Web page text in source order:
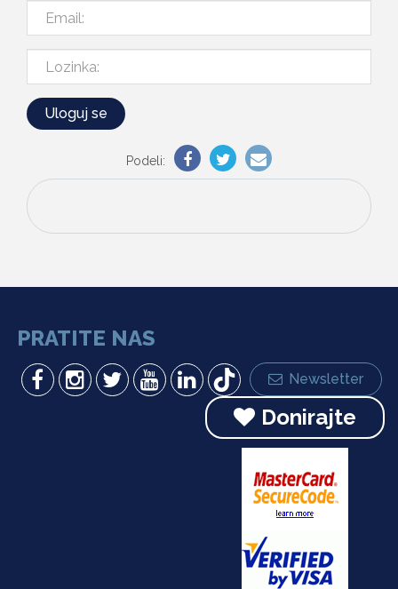
Uloguj se
Podeli:
PRATITE NAS
Newsletter
Donirajte